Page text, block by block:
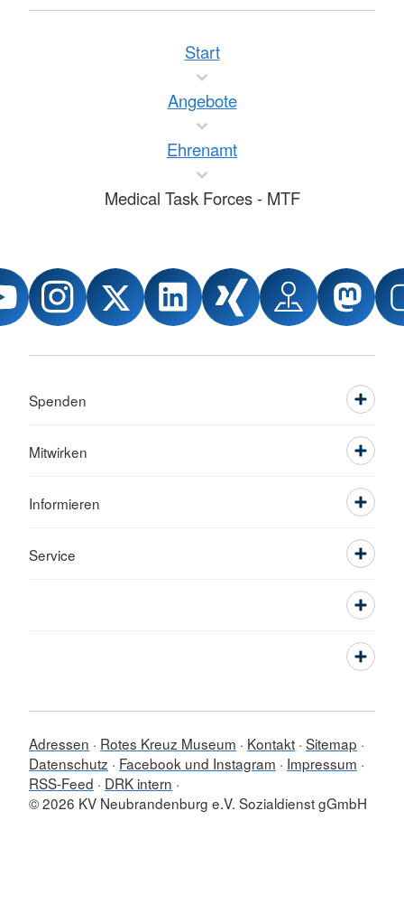
Start
Angebote
Ehrenamt
Medical Task Forces - MTF
Spenden
Mitwirken
Informieren
Service
Adressen Rotes Kreuz Museum Kontakt Sitemap
Datenschutz
Facebook und Instagram
Impressum
RSS-Feed
DRK intern
© 2026 KV Neubrandenburg e.V. Sozialdienst gGmbH